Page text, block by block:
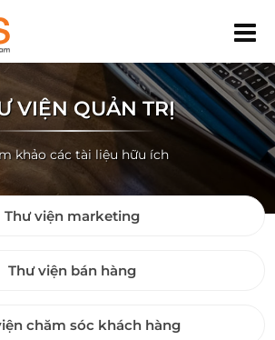
VIỆN QUẢN TRỊ
khảo các tài liệu hữu ích
Thư viện marketing
Thư viện bán hàng
chăm sóc khách hàng